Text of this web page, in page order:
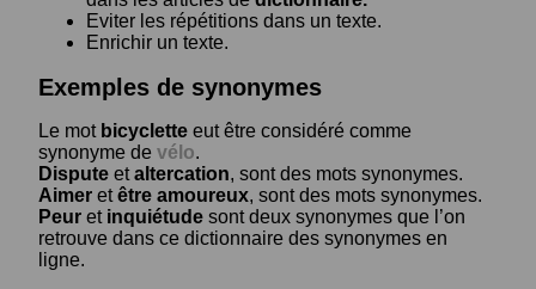
Eviter les répétitions dans un texte.
Enrichir un texte.
Exemples de synonymes
Le mot bicyclette eut être considéré comme
synonyme de vélo.
Dispute etaltercation, sont des mots synonymes.
Aimer etêtre amoureux, sont des mots synonymes.
Peur et inquiétude sont deux synonymes que l’on
retrouve dans ce dictionnaire des synonymes en
ligne.